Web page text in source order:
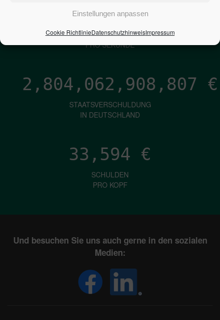
Einstellungen anpassen
Cookie RichtlinieDatenschutzhinweisImpressum
1,601€
ZINSEN
PRO SEKUNDE
2,804,062,910,034 €
STAATSVERSCHULDUNG
IN DEUTSCHLAND
33,594 €
SCHULDEN
PRO KOPF
Und besuchen Sie uns auch gerne in den sozialen
Medien: